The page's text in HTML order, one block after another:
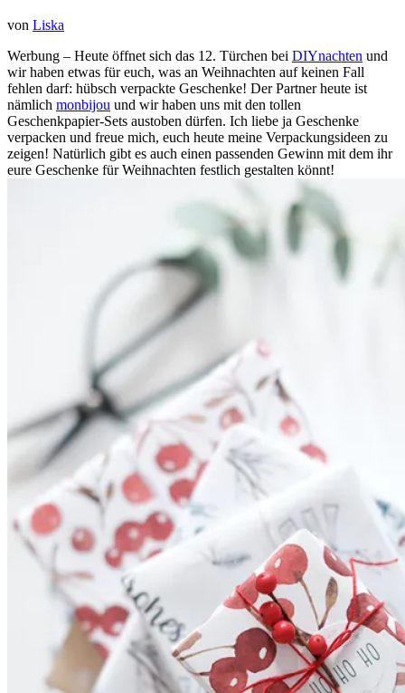
von Liska
Werbung – Heute öffnet sich das 12. Türchen bei DIYnachten und
wir haben etwas für euch, was an Weihnachten auf keinen Fall
fehlen darf: hübsch verpackte Geschenke! Der Partner heute ist
nämlich monbijou und wir haben uns mit den tollen
Geschenkpapier-Sets austoben dürfen. Ich liebe ja Geschenke
verpacken und freue mich, euch heute meine Verpackungsideen zu
zeigen! Natürlich gibt es auch einen passenden Gewinn mit dem ihr
eure Geschenke für Weihnachten festlich gestalten könnt!